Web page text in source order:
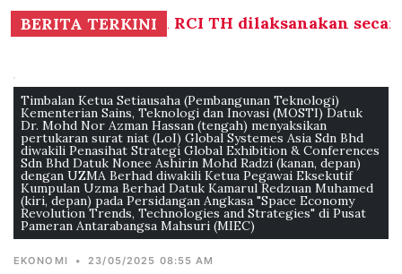
BERITA TERKINI
Laporan RCI TH dilaksanakan
Timbalan Ketua Setiausaha (Pembangunan Teknologi)
Kementerian Sains, Teknologi dan Inovasi (MOSTI) Datuk
Dr. Mohd Nor Azman Hassan (tengah) menyaksikan
pertukaran surat niat (LoI) Global Systemes Asia Sdn Bhd
diwakili Penasihat Strategi Global Exhibition & Conferences
Sdn Bhd Datuk Nonee Ashirin Mohd Radzi (kanan, depan)
dengan UZMA Berhad diwakili Ketua Pegawai Eksekutif
Kumpulan Uzma Berhad Datuk Kamarul Redzuan Muhamed
(kiri, depan) pada Persidangan Angkasa "Space Economy
Revolution Trends, Technologies and Strategies" di Pusat
Pameran Antarabangsa Mahsuri (MIEC)
EKONOMI • 23/05/2025 08:55 AM